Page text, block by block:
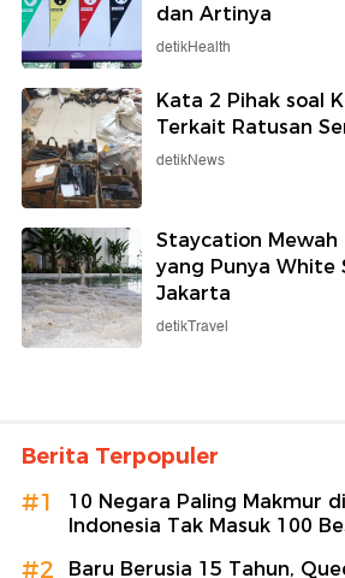
dan Artinya
detikHealth
Kata 2 Pihak soal
Terkait Ratusan
detikNews
Staycation Mewah
yang Punya White
Jakarta
detikTravel
Berita Terpopuler
#1
10 Negara Paling Makmur
Indonesia Tak Masuk 100
#2
Baru Berusia 15 Tahun,